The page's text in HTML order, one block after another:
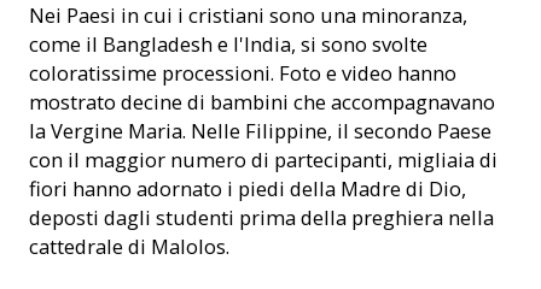
Nei Paesi in cui i cristiani sono una minoranza,
come il Bangladesh e l'India, si sono svolte
coloratissime processioni. Foto e video hanno
mostrato decine di bambini che accompagnavano
la Vergine Maria. Nelle Filippine, il secondo Paese
con il maggior numero di partecipanti, migliaia di
fiori hanno adornato i piedi della Madre di Dio,
deposti dagli studenti prima della preghiera nella
cattedrale di Malolos.